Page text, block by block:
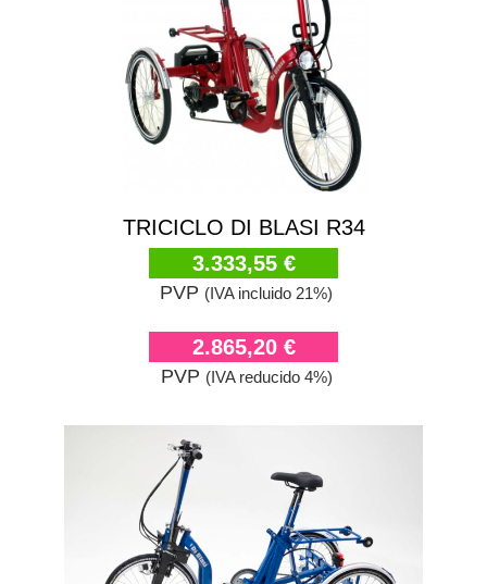
TRICICLO DI BLASI R34
3.333,55 €
PVP (IVA incluido 21%)
2.865,20 €
PVP (IVA reducido 4%)